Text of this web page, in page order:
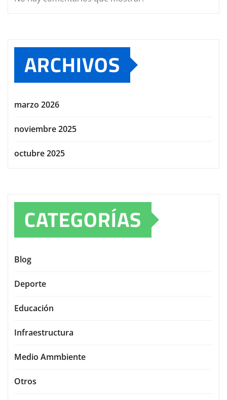
ARCHIVOS
marzo 2026
noviembre 2025
octubre 2025
CATEGORÍAS
Blog
Deporte
Educación
Infraestructura
Medio Ammbiente
Otros